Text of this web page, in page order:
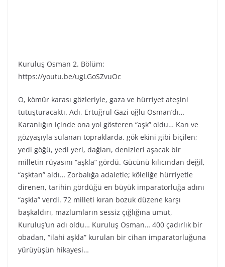
Kuruluş Osman 2. Bölüm:
https://youtu.be/ugLGoSZvuOc
O, kömür karası gözleriyle, gaza ve hürriyet ateşini
tutuşturacaktı. Adı, Ertuğrul Gazi oğlu Osman’dı…
Karanlığın içinde ona yol gösteren “aşk” oldu… Kan ve
gözyaşıyla sulanan topraklarda, gök ekini gibi biçilen;
yedi göğü, yedi yeri, dağları, denizleri aşacak bir
milletin rüyasını “aşkla” gördü. Gücünü kılıcından değil,
“aşktan” aldı… Zorbalığa adaletle; köleliğe hürriyetle
direnen, tarihin gördüğü en büyük imparatorluğa adını
“aşkla” verdi. 72 milleti kıran bozuk düzene karşı
başkaldırı, mazlumların sessiz çığlığına umut,
Kuruluş’un adı oldu… Kuruluş Osman… 400 çadırlık bir
obadan, “ilahi aşkla” kurulan bir cihan imparatorluğuna
yürüyüşün hikayesi…